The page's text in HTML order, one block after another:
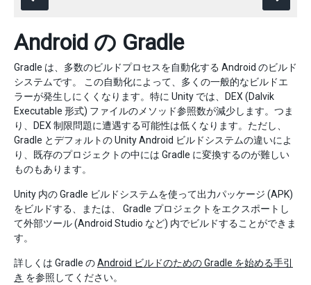
Android の Gradle
Gradle は、多数のビルドプロセスを自動化する Android のビルド
システムです。 この自動化によって、多くの一般的なビルドエ
ラーが発生しにくくなります。特に Unity では、DEX (Dalvik
Executable 形式) ファイルのメソッド参照数が減少します。つま
り、DEX 制限問題に遭遇する可能性は低くなります。ただし、
Gradle とデフォルトの Unity Android ビルドシステムの違いによ
り、既存のプロジェクトの中には Gradle に変換するのが難しい
ものもあります。
Unity 内の Gradle ビルドシステムを使って出力パッケージ (APK)
をビルドする、または、 Gradle プロジェクトをエクスポートし
て外部ツール (Android Studio など) 内でビルドすることができま
す。
詳しくは Gradle のAndroid ビルドのための Gradle を始める手引
き を参照してください。